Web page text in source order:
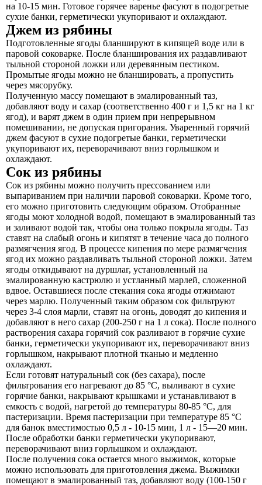
на 10-15 мин. Готовое горячее варенье фасуют в подогретые
сухие банки, герметически укупоривают и охлаждают.
Джем из рябины
Подготовленные ягоды бланшируют в кипящей воде или в
паровой соковарке. После бланширования их раздавливают
тыльной стороной ложки или деревянным пестиком.
Промытые ягоды можно не бланшировать, а пропустить
через мясорубку.
Полученную массу помещают в эмалированный таз,
добавляют воду и сахар (соответственно 400 г и 1,5 кг на 1 кг
ягод), и варят джем в один прием при непрерывном
помешивании, не допуская пригорания. Уваренный горячий
джем фасуют в сухие подогретые банки, герметически
укупоривают их, переворачивают вниз горлышком и
охлаждают.
Сок из рябины
Сок из рябины можно получить прессованием или
выпариванием при наличии паровой соковарки. Кроме того,
его можно приготовить следующим образом. Отобранные
ягоды моют холодной водой, помещают в эмалированный таз
и заливают водой так, чтобы она только покрыла ягоды. Таз
ставят на слабый огонь и кипятят в течение часа до полного
размягчения ягод. В процессе кипения по мере размягчения
ягод их можно раздавливать тыльной стороной ложки. Затем
ягоды откидывают на дуршлаг, установленный на
эмалированную кастрюлю и устланный марлей, сложенной
вдвое. Оставшиеся после стекания сока ягоды отжимают
через марлю. Полученный таким образом сок фильтруют
через 3-4 слоя марли, ставят на огонь, доводят до кипения и
добавляют в него сахар (200-250 г на 1 л сока). После полного
растворения сахара горячий сок разливают в горячие сухие
банки, герметически укупоривают их, переворачивают вниз
горлышком, накрывают плотной тканью и медленно
охлаждают.
Если готовят натуральный сок (без сахара), после
фильтрования его нагревают до 85 °С, выливают в сухие
горячие банки, накрывают крышками и устанавливают в
емкость с водой, нагретой до температуры 80-85 °С, для
пастеризации. Время пастеризации при температуре 85 °С
для банок вместимостью 0,5 л - 10-15 мин, 1 л - 15—20 мин.
После обработки банки герметически укупоривают,
переворачивают вниз горлышком и охлаждают.
После получения сока остается много выжимок, которые
можно использовать для приготовления джема. Выжимки
помещают в эмалированный таз, добавляют воду (100-150 г